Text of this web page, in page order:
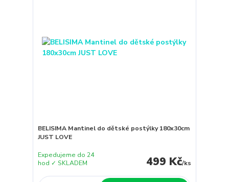
BELISIMA Mantinel do dětské postýlky 180x30cm
JUST LOVE
499 Kč/ks
Expedujeme do 24
hod ✓ SKLADEM